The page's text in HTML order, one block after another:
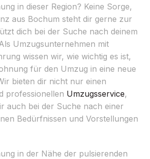
in dieser Region? Keine Sorge,
aus Bochum steht dir gerne zur
dich bei der Suche nach deinem
Umzugsunternehmen mit
wissen wir, wie wichtig es ist,
für den Umzug in eine neue
bieten dir nicht nur einen
professionellen Umzugsservice,
auch bei der Suche nach einer
Bedürfnissen und Vorstellungen
in der Nähe der pulsierenden